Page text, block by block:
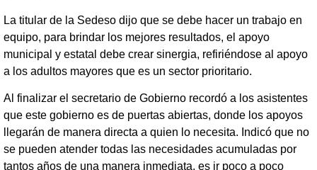
La titular de la Sedeso dijo que se debe hacer un trabajo en
equipo, para brindar los mejores resultados, el apoyo
municipal y estatal debe crear sinergia, refiriéndose al apoyo
a los adultos mayores que es un sector prioritario.
Al finalizar el secretario de Gobierno recordó a los asistentes
que este gobierno es de puertas abiertas, donde los apoyos
llegarán de manera directa a quien lo necesita. Indicó que no
se pueden atender todas las necesidades acumuladas por
tantos años de una manera inmediata, es ir poco a poco